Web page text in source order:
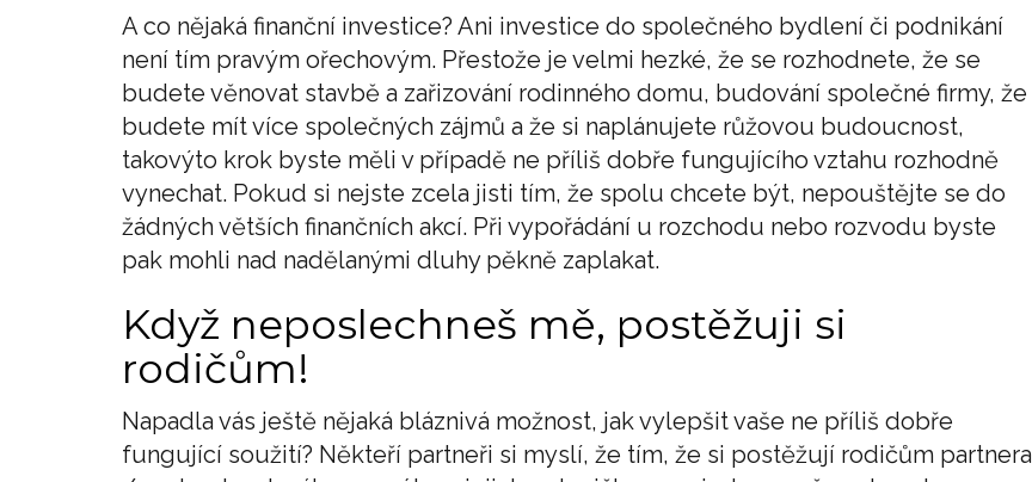
A co nějaká finanční investice? Ani investice do společného bydlení či podnikání
není tím pravým ořechovým. Přestože je velmi hezké, že se rozhodnete, že se
budete věnovat stavbě a zařizování rodinného domu, budování společné firmy, že
budete mít více společných zájmů a že si naplánujete růžovou budoucnost,
takovýto krok byste měli v případě ne příliš dobře fungujícího vztahu rozhodně
vynechat. Pokud si nejste zcela jisti tím, že spolu chcete být, nepouštějte se do
žádných větších finančních akcí. Při vypořádání u rozchodu nebo rozvodu byste
pak mohli nad nadělanými dluhy pěkně zaplakat.
Když neposlechneš mě, postěžuji si
rodičům!
Napadla vás ještě nějaká bláznivá možnost, jak vylepšit vaše ne příliš dobře
fungující soužití? Někteří partneři si myslí, že tím, že si postěžují rodičům partnera